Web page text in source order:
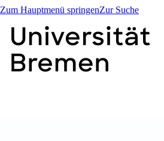
Zum Hauptmenü springenZur Suche